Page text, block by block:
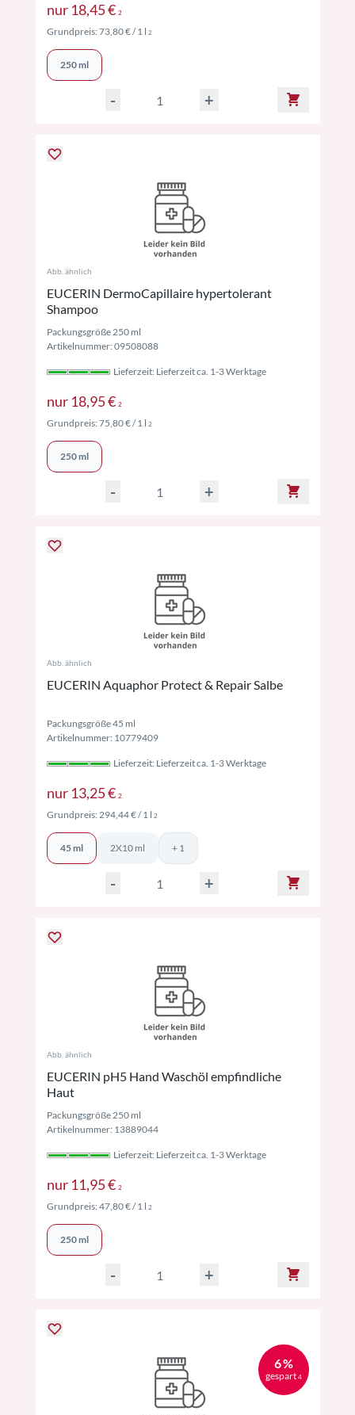
nur 18,45 € 2Preise inkl. MwSt. ggf. zzgl. Versand
Grundpreis:73,80 €/ 1 l 2Preise inkl. MwSt. ggf. zzgl. Versand
250 ml
- +
Abb. ähnlich
EUCERIN DermoCapillaire hypertolerant
Shampoo
Packungsgröße 250 ml
Artikelnummer: 09508088
Lieferzeit: Lieferzeit ca. 1-3 Werktage
nur 18,95 € 2Preise inkl. MwSt. ggf. zzgl. Versand
Grundpreis:75,80 €/ 1 l 2Preise inkl. MwSt. ggf. zzgl. Versand
250 ml
- +
Abb. ähnlich
EUCERIN Aquaphor Protect & Repair Salbe
Packungsgröße 45 ml
Artikelnummer: 10779409
Lieferzeit: Lieferzeit ca. 1-3 Werktage
nur 13,25 € 2Preise inkl. MwSt. ggf. zzgl. Versand
Grundpreis:294,44 €/ 1 l 2Preise inkl. MwSt. ggf. zzgl. Versand
45 ml 2X10 ml + 1
- +
Abb. ähnlich
EUCERIN pH5 Hand Waschöl empfindliche
Haut
Packungsgröße 250 ml
Artikelnummer: 13889044
Lieferzeit: Lieferzeit ca. 1-3 Werktage
nur 11,95 € 2Preise inkl. MwSt. ggf. zzgl. Versand
Grundpreis:47,80 €/ 1 l 2Preise inkl. MwSt. ggf. zzgl. Versand
250 ml
- +
6 %
gespart 4